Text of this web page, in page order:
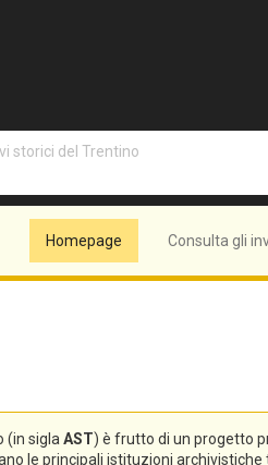
storici del Trentino
Homepage Consulta gli
(in sigla AST) è frutto di un progetto
le principali istituzioni archivistiche